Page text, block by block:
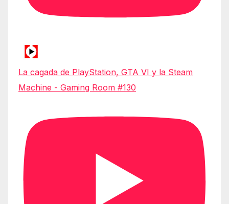
La cagada de PlayStation, GTA VI y la Steam
Machine - Gaming Room #130